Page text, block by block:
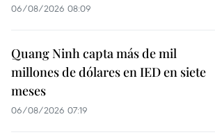
06/08/2026 08:09
Quang Ninh capta más de mil
millones de dólares en IED en siete
meses
06/08/2026 07:19